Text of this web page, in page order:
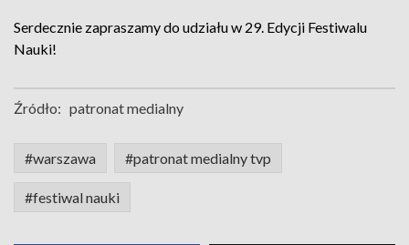
Serdecznie zapraszamy do udziału w 29. Edycji Festiwalu
Nauki!
Źródło: patronat medialny
#warszawa #patronat medialny tvp
#festiwal nauki